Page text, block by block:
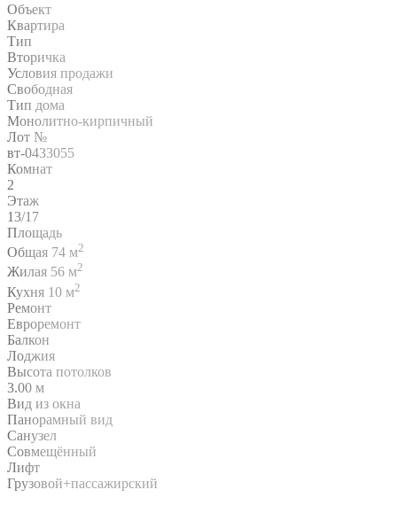
Объект
Квартира
Тип
Вторичка
Условия продажи
Свободная
Тип дома
Монолитно-кирпичный
Лот №
вт-0433055
Комнат
2
Этаж
13/17
Площадь
Общая 74 м2
Жилая 56 м2
Кухня 10 м2
Ремонт
Евроремонт
Балкон
Лоджия
Высота потолков
3.00 м
Вид из окна
Панорамный вид
Санузел
Совмещённый
Лифт
Грузовой+пассажирский